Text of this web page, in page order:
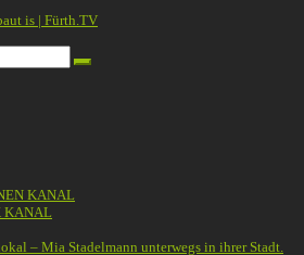
KANAL
KANAL
– Mia Stadelmann unterwegs in ihrer Stadt.